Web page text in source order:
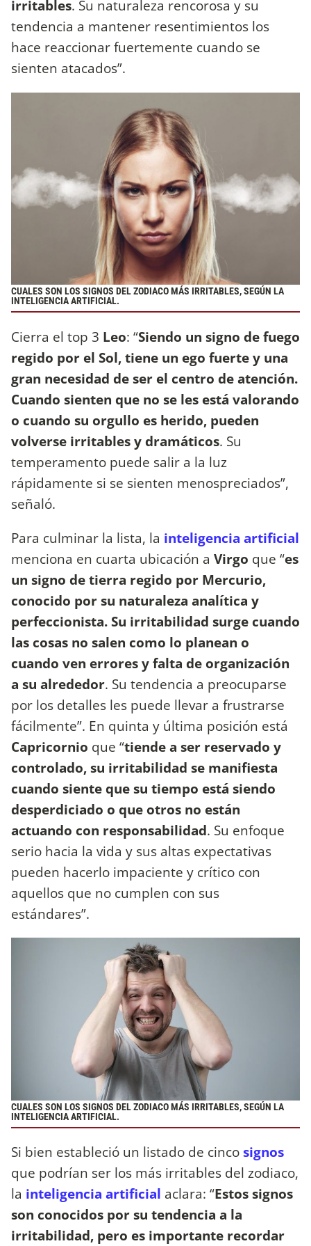
irritables. Su naturaleza rencorosa y su
tendencia a mantener resentimientos los
hace reaccionar fuertemente cuando se
sienten atacados”.
CUALES SON LOS SIGNOS DEL ZODIACO MÁS IRRITABLES, SEGÚN LA
INTELIGENCIA ARTIFICIAL.
Cierra el top 3 Leo: “Siendo un signo de fuego
regido por el Sol, tiene un ego fuerte y una
gran necesidad de ser el centro de atención.
Cuando sienten que no se les está valorando
o cuando su orgullo es herido, pueden
volverse irritables y dramáticos. Su
temperamento puede salir a la luz
rápidamente si se sienten menospreciados”,
señaló.
Para culminar la lista, la inteligencia artificial
menciona en cuarta ubicación a Virgo que “es
un signo de tierra regido por Mercurio,
conocido por su naturaleza analítica y
perfeccionista. Su irritabilidad surge cuando
las cosas no salen como lo planean o
cuando ven errores y falta de organización
a su alrededor. Su tendencia a preocuparse
por los detalles les puede llevar a frustrarse
fácilmente”. En quinta y última posición está
Capricornio que “tiende a ser reservado y
controlado, su irritabilidad se manifiesta
cuando siente que su tiempo está siendo
desperdiciado o que otros no están
actuando con responsabilidad. Su enfoque
serio hacia la vida y sus altas expectativas
pueden hacerlo impaciente y crítico con
aquellos que no cumplen con sus
estándares”.
CUALES SON LOS SIGNOS DEL ZODIACO MÁS IRRITABLES, SEGÚN LA
INTELIGENCIA ARTIFICIAL.
Si bien estableció un listado de cincosignos
que podrían ser los más irritables del zodiaco,
la inteligencia artificial aclara: “Estos signos
son conocidos por su tendencia a la
irritabilidad, pero es importante recordar